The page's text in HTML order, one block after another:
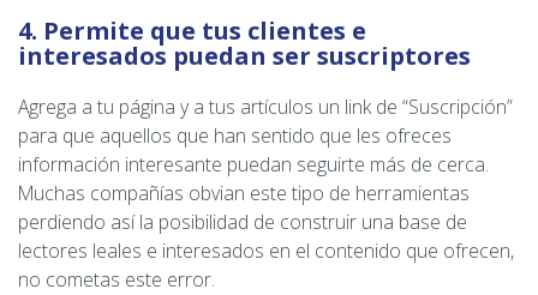
4. Permite que tus clientes e
interesados puedan ser suscriptores
Agrega a tu página y a tus artículos un link de “Suscripción”
para que aquellos que han sentido que les ofreces
información interesante puedan seguirte más de cerca.
Muchas compañías obvian este tipo de herramientas
perdiendo así la posibilidad de construir una base de
lectores leales e interesados en el contenido que ofrecen,
no cometas este error.